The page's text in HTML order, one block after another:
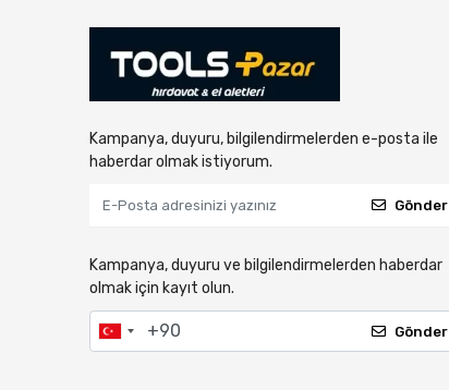
Kampanya, duyuru, bilgilendirmelerden e-posta ile
haberdar olmak istiyorum.
Gönder
Kampanya, duyuru ve bilgilendirmelerden haberdar
olmak için kayıt olun.
Gönder